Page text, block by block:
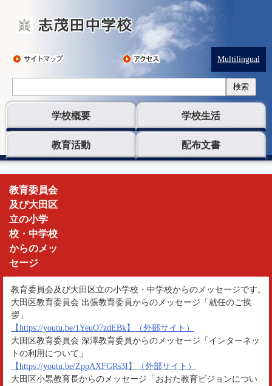
Multilingual
検索
学校概要 学校生活
教育活動 配布文書
志
茂
田
中
学
校
教育委員会
及び大田区
立の小学
校・中学校
からのメッ
セージ
教育委員会及び大田区立の小学校・中学校からのメッセージです。
大田区教育委員会 出張教育委員からのメッセージ「就任のご挨
拶」
【https://youtu.be/1YeuO7zdEBk】（外部サイト）
大田区教育委員会 深澤教育委員からのメッセージ「インターネッ
トの利用について」
【https://youtu.be/ZppAXFGRs3I】（外部サイト）
大田区小黒教育長からのメッセージ「おおた教育ビジョンについ